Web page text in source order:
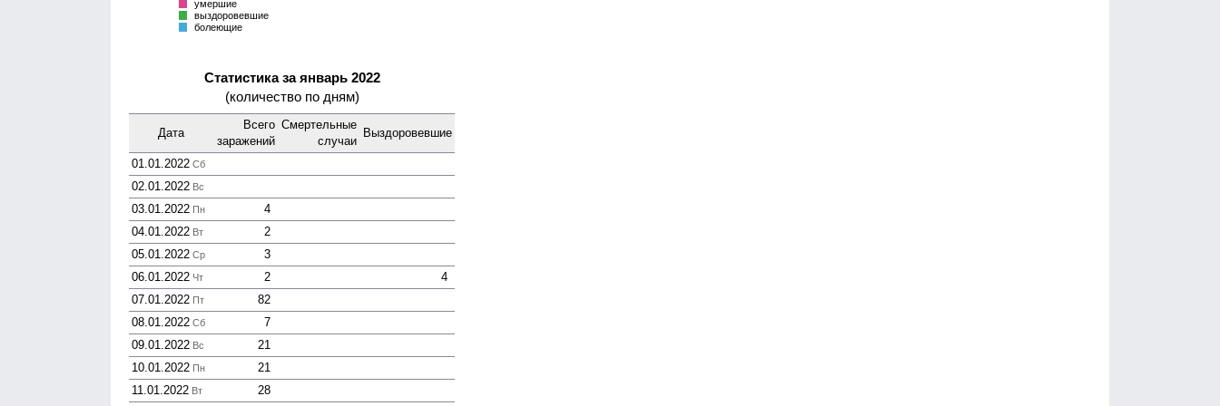
умершие
выздоровевшие
болеющие
Статистика за январь 2022
(количество по дням)
Дата
Всего
зара­жений
Смер­тельные
случаи
Выздоро­вевшие
01.01.2022 Сб
02.01.2022 Вс
03.01.2022 Пн
4
04.01.2022 Вт
2
05.01.2022 Ср
3
06.01.2022 Чт 2
4
07.01.2022 Пт
82
08.01.2022 Сб
7
09.01.2022 Вс
21
10.01.2022 Пн
21
11.01.2022 Вт 28